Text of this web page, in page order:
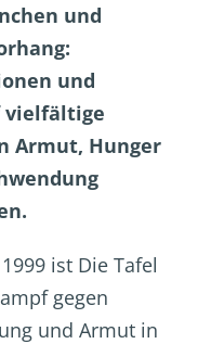
und
und
vielfältige
Armut, Hunger
ist Die Tafel
gegen
und Armut in